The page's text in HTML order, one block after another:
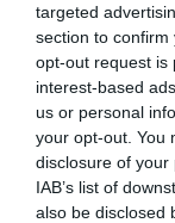
targeted
section to
opt-out request is
interest-based
us or personal
your opt-out. You
disclosure of
IAB’s list of
also be disclosed
ÁLTALÁNOS KVÍZEK
2022.01.30.
Kémia
Mi az ittrium, vagy
akkor ez a kvíz